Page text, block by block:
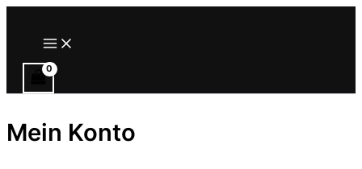
Main
Menu
Mein Konto